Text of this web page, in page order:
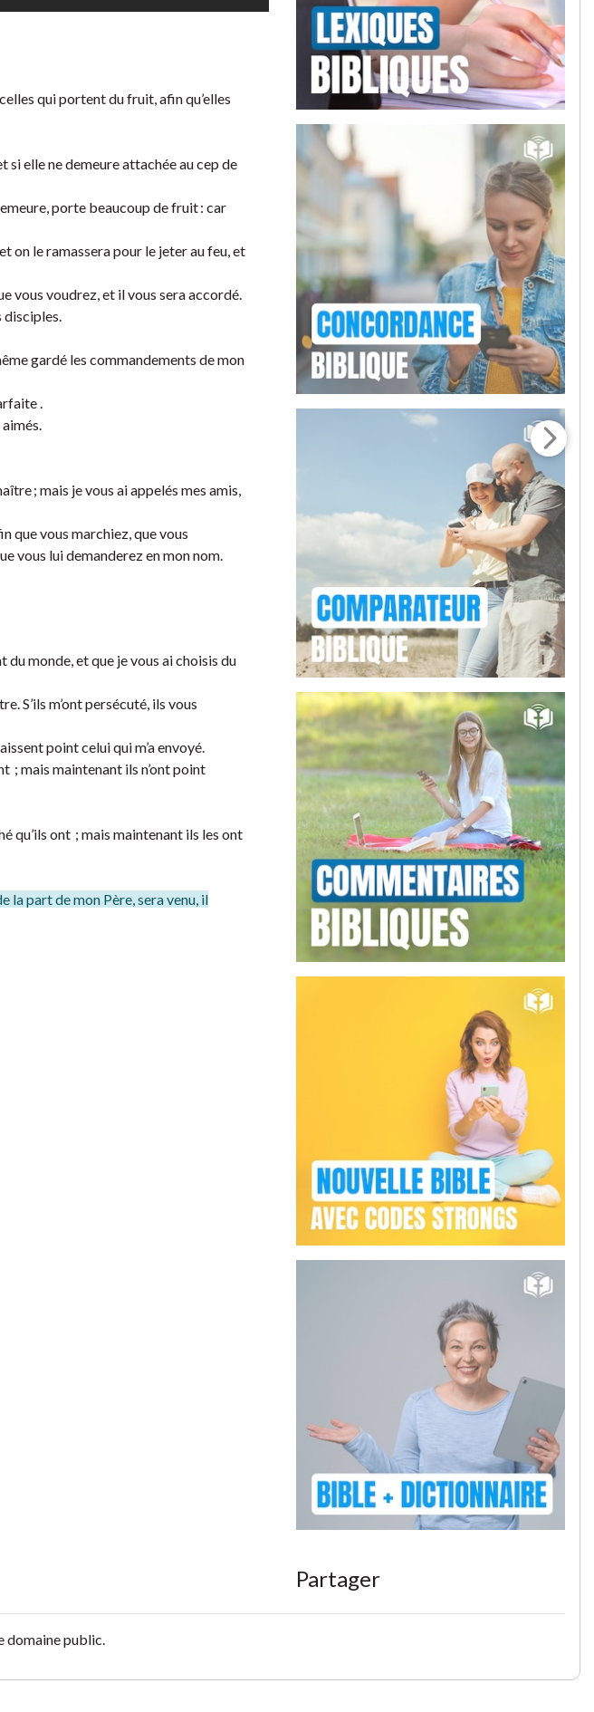
qui portent du fruit, afin qu’elles
si elle ne demeure attachée au cep de
porte beaucoup de fruit : car
on le ramassera pour le jeter au feu, et
vous voudrez, et il vous sera accordé.
disciples.
gardé les commandements de mon
.
; mais je vous ai appelés mes amis,
que vous marchiez, que vous
vous lui demanderez en mon nom.
du monde, et que je vous ai choisis du
S’ils m’ont persécuté, ils vous
point celui qui m’a envoyé.
; mais maintenant ils n’ont point
qu’ils ont ; mais maintenant ils les ont
la part de mon Père, sera venu, il
Partager
domaine public.